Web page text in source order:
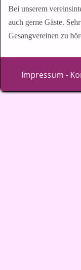
Bei unserem
auch gerne Gäste.
Gesangvereinen zu
Impressum -